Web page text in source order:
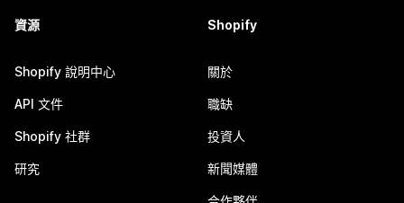
資源
Shopify 說明中心
API 文件
Shopify 社群
研究
Shopify
關於
職缺
投資人
新聞媒體